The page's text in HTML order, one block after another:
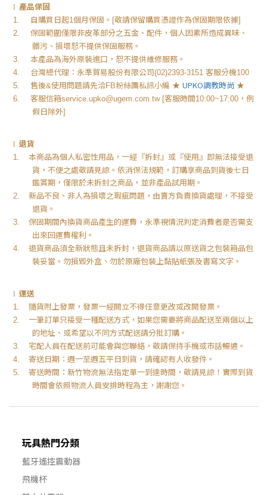
l 產品保固
1. 自購買日起1個月保固。 [敬請保留購買憑證作為保固期限依據]
2.
保固範圍僅限非皮革部分之五金、配件，個人因素所造成異味、
髒污、損壞恕不提供保固服務。
3. 本產品為海外原裝進口，恕不提供維修服務。
4. 台灣總代理：永準貿易股份有限公司(02)2393-3151 客服分機100
5.
售後&使用問題請先洽FB粉絲團私訊小編 ★ UPKO調教時尚 ★
6. 客服信箱service.upko@ugem.com.tw [客服時間10:00~17:00 ，例
假日除外]
l 退貨
1.
本商品為個人私密性用品，一經『拆封』或『使用』即無法接受退
貨，不便之處敬請見諒。依消保法規範，訂購享商品到貨後七日
鑑賞期，僅限於未拆封之商品，並非產品試用期。
2.
新品不良、非人為損壞之瑕疵問題，由賣方負責換貨處理，不接受
退貨。
3.
保固期間內換貨商品產生的運費，永準視情況判定消費者是否需支
出來回運費權利。
4.
退貨商品須全新狀態且未拆封，退貨商品請以原送貨之包裝箱品包
裝妥當。勿損毀外盒、勿於原廠包裝上黏貼紙張及書寫文字。
l 運送
1. 隨貨附上發票，發票一經開立不得任意更改或改開發票。
2.
一筆訂單只接受一種配送方式，如果您需要將商品配送至兩個以上
的地址、或希望以不同方式配送請分批訂購。
3. 宅配人員在配送前可能會與您聯絡，敬請保持手機或市話暢通。
4. 寄送日期：週一至週五平日到貨，請確認有人收發件。
5.
寄送時間：新竹物流無法指定單一到達時間，敬請見諒！實際到貨
時間會依照物流人員安排時程為主，謝謝您。
玩具熱門分類
藍牙遙控震動器
飛機杯